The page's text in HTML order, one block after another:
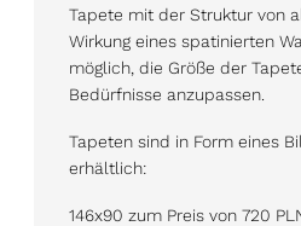
Tapete mit der Struktur von
Wirkung eines spatinierten
möglich, die Größe der
Bedürfnisse anzupassen.
Tapeten sind in Form eines
erhältlich:
146x90 zum Preis von 720